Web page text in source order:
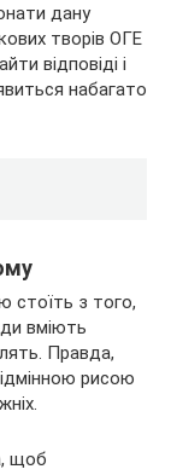
дану
творів ОГЕ
відповіді і
набагато
стоїть з того,
вміють
Правда,
рисою
щоб